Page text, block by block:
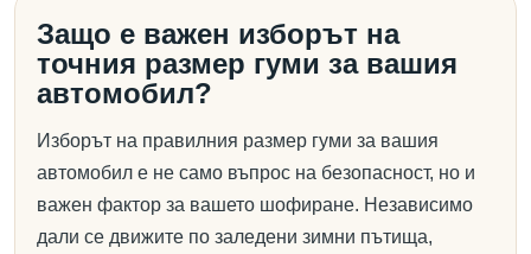
Защо е важен изборът на
точния размер гуми за вашия
автомобил?
Изборът на правилния размер гуми за вашия
автомобил е не само въпрос на безопасност, но и
важен фактор за вашето шофиране. Независимо
дали се движите по заледени зимни пътища,